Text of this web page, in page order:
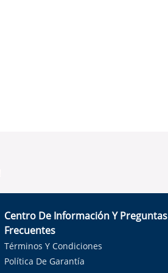
Centro De Información Y Preguntas
Frecuentes
Términos Y Condiciones
Política De Garantía